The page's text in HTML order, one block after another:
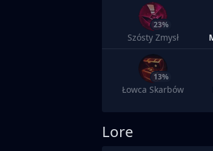
23%
Szósty Zmysł
13%
Łowca Skarbów
Lore